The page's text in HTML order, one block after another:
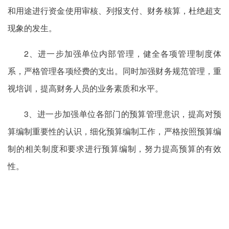
和用途进行资金使用审核、列报支付、财务核算，杜绝超支
现象的发生。
2、进一步加强单位内部管理，健全各项管理制度体
系，严格管理各项经费的支出。同时加强财务规范管理，重
视培训，提高财务人员的业务素质和水平。
3、进一步加强单位各部门的预算管理意识，提高对预
算编制重要性的认识，细化预算编制工作，严格按照预算编
制的相关制度和要求进行预算编制，努力提高预算的有效
性。